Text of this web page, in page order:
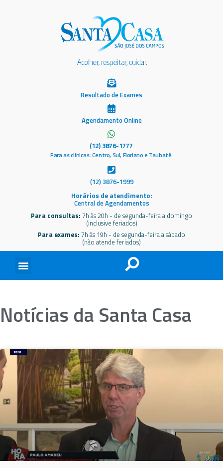
Resultado de Exames
Agendamento Online
(12) 3876-1777
Para as clínicas: Centro, Sul, Floriano e Taubaté.
(12) 3876-1999
Horários de atendimento:
Central de Agendamentos
Para consultas: 7h às 20h - de segunda-feira a domingo
(inclusive feriados)
Para exames: 7h às 19h - de segunda-feira a sábado
(não atende feriados)
Notícias da Santa Casa